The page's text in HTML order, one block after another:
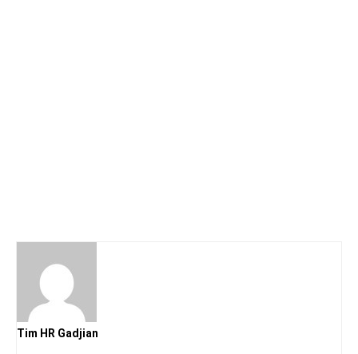
Tim HR Gadjian